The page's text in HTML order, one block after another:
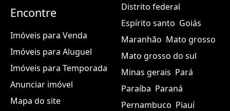
Encontre
Imóveis para Venda
Imóveis para Aluguel
Imóveis para Temporada
Anunciar imóvel
Mapa do site
Distrito federal
Espírito santo Goiás
Maranhão Mato grosso
Mato grosso do sul
Minas gerais Pará
Paraíba Paraná
Pernambuco Piauí